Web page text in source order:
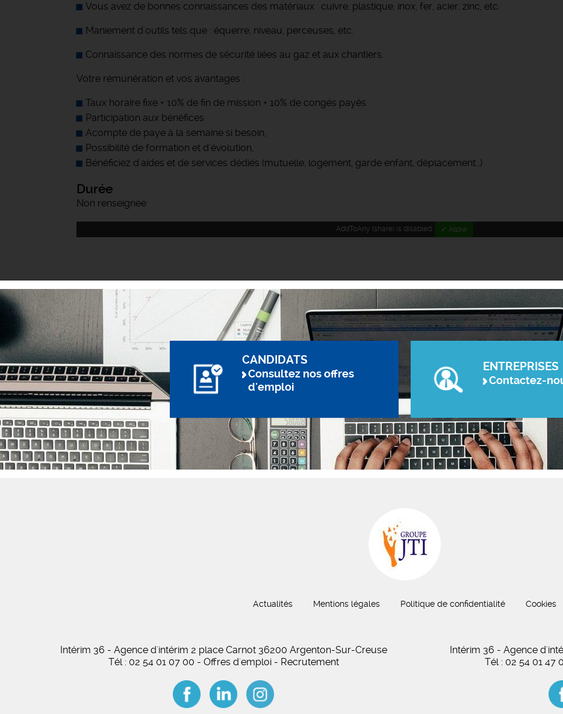
Vous avez de bonnes connaissances des matériaux : cuivre, plastique, inox, fer, acier, zinc, etc.
Maniement d'outils tels que : équerre, niveau, perceuses, etc.
Connaissance des normes de sécurité liées au gaz et aux chantiers.
Votre rémunération et vos avantages :
Taux horaire fixe + 10% de fin de mission + 10% de congés payés
Participation aux bénéfices
Acompte de paye à la semaine si besoin,
Possibilité de formation et d'évolution,
Bénéficiez d'aides et de services dédiés (mutuelle, logement, garde enfant, déplacement…)
Durée
Non renseignée
AddToAny (share) is disabled. ✓ Allow
CANDIDATS
Consultez nos offres
d'emploi
ENTREPRISES
Contactez-
Actualités Mentions légales Politique de confidentialité Cookies
Intérim 36 - Agence d'intérim 2 place Carnot 36200 Argenton-Sur-Creuse
Tél : 02 54 01 07 00 - Offres d'emploi - Recrutement
Intérim 36 - Agence
Tél : 02 54 01 47